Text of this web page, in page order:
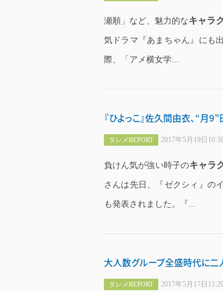
瀬順」など、魅力的なキャラ
気ドラマ『あまちゃん』にも
際、「アメ横女学...
『ひよっこ』佐久間由衣、“月
タレメREPORT 2017年5月19日
負けん気が強い時子のキャラ
さんは先日、『ゼクシィ』の
も発表されました。『...
大人数グループ全盛時代に二
タレメREPORT 2017年5月17日